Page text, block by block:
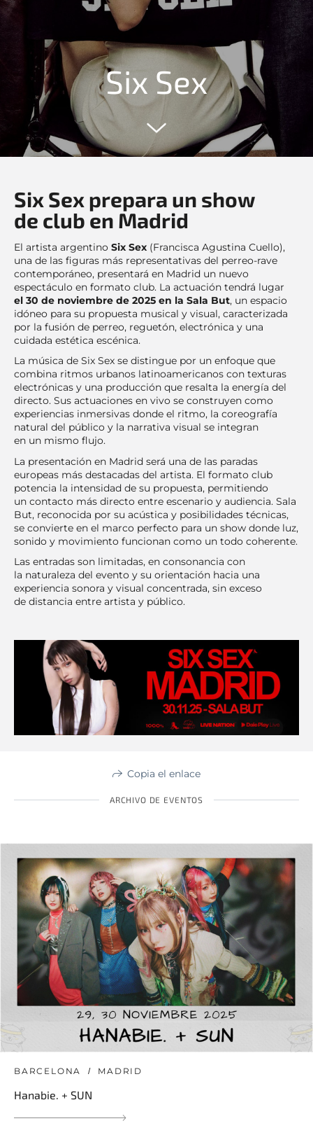
Six Sex
Six Sex prepara un show
de club en Madrid
El artista argentino Six Sex (Francisca Agustina Cuello),
una de las figuras más representativas del perreo-rave
contemporáneo, presentará en Madrid un nuevo
espectáculo en formato club. La actuación tendrá lugar
el 30 de noviembre de 2025 en la Sala But, un espacio
idóneo para su propuesta musical y visual, caracterizada
por la fusión de perreo, reguetón, electrónica y una
cuidada estética escénica.
La música de Six Sex se distingue por un enfoque que
combina ritmos urbanos latinoamericanos con texturas
electrónicas y una producción que resalta la energía del
directo. Sus actuaciones en vivo se construyen como
experiencias inmersivas donde el ritmo, la coreografía
natural del público y la narrativa visual se integran
en un mismo flujo.
La presentación en Madrid será una de las paradas
europeas más destacadas del artista. El formato club
potencia la intensidad de su propuesta, permitiendo
un contacto más directo entre escenario y audiencia. Sala
But, reconocida por su acústica y posibilidades técnicas,
se convierte en el marco perfecto para un show donde luz,
sonido y movimiento funcionan como un todo coherente.
Las entradas son limitadas, en consonancia con
la naturaleza del evento y su orientación hacia una
experiencia sonora y visual concentrada, sin exceso
de distancia entre artista y público.
Copia el enlace
ARCHIVO DE EVENTOS
BARCELONA MADRID
Hanabie. + SUN